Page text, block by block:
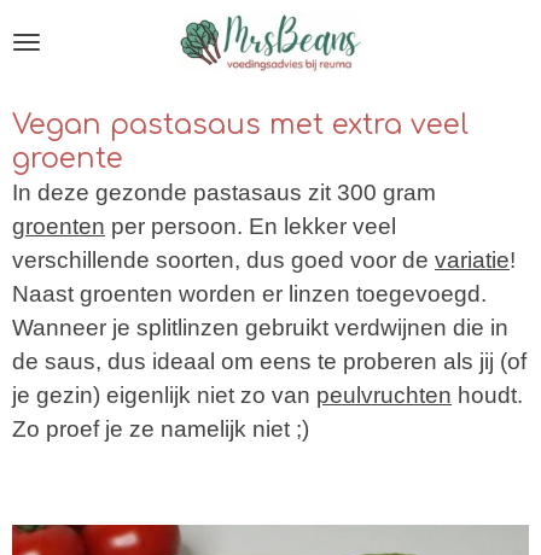
de
hoofdinhoud
Vegan pastasaus met extra veel
groente
In deze gezonde pastasaus zit 300 gram
groenten per persoon. En lekker veel
verschillende soorten, dus goed voor de variatie!
Naast groenten worden er linzen toegevoegd.
Wanneer je splitlinzen gebruikt verdwijnen die in
de saus, dus ideaal om eens te proberen als jij (of
je gezin) eigenlijk niet zo van peulvruchten houdt.
Zo proef je ze namelijk niet ;)